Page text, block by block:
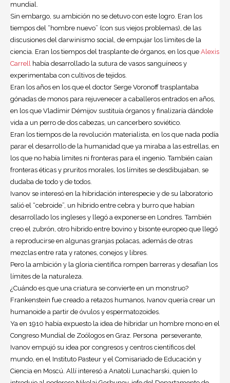
mundial.
Sin embargo, su ambición no se detuvo con este logro. Eran los
tiempos del “hombre nuevo” (con sus viejos problemas), de las
discusiones del darwinismo social, de empujar los limites de la
ciencia. Eran los tiempos del trasplante de órganos, en los que Alexis
Carrell había desarrollado la sutura de vasos sanguíneos y
experimentaba con cultivos de tejidos.
Eran los años en los que el doctor Serge Voronoff trasplantaba
gónadas de monos para rejuvenecer a caballeros entrados en años,
en los que Vladímir Démijov sustituía órganos y finalizaría dándole
vida a un perro de dos cabezas, un cancerbero soviético.
Eran los tiempos de la revolución materialista, en los que nada podía
parar el desarrollo de la humanidad que ya miraba a las estrellas, en
los que no había limites ni fronteras para el ingenio. También caían
fronteras éticas y pruritos morales, los límites se desdibujaban, se
dudaba de todo y de todos.
Ivanov se interesó en la hibridación interespecie y de su laboratorio
salió el “cebroide”, un hibrido entre cebra y burro que habían
desarrollado los ingleses y llegó a exponerse en Londres. También
creo el zubrón, otro hibrido entre bovino y bisonte europeo que llegó
a reproducirse en algunas granjas polacas, además de otras
mezclas entre rata y ratones, conejos y libres.
Pero la ambición y la gloria científica rompen barreras y desafían los
límites de la naturaleza.
¿Cuándo es que una criatura se convierte en un monstruo?
Frankenstein fue creado a retazos humanos, Ivanov quería crear un
humanoide a partir de óvulos y espermatozoides.
Ya en 1910 había expuesto la idea de hibridar un hombre mono en el
Congreso Mundial de Zoólogos en Graz. Persona perseverante,
Ivanov empujó su idea por congresos y centros científicos del
mundo, en el Instituto Pasteur y el Comisariado de Educación y
Ciencia en Moscú. Allí interesó a Anatoli Lunacharski, quien lo